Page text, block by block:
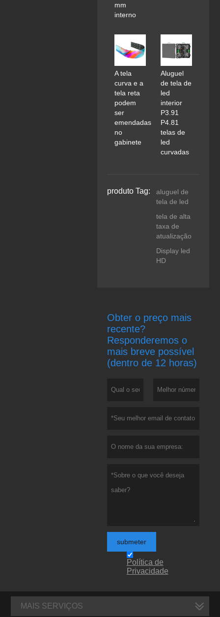
mm
interno
A tela
curva e a
tela reta
podem
ser
emendadas
no
gabinete
Aluguel
de tela de
led
interior
P3.91
P4.81
telas de
led
curvadas
produto Tag:
aluguel de
tela de led
tela de alta
taxa de
atualização
Display led
HD
Obter o preço mais
recente?
Responderemos o
mais breve possível
(dentro de 12 horas)
submeter
Política de
Privacidade
MAIS SERVIÇOS